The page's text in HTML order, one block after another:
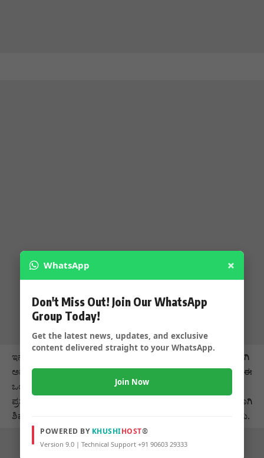
ಇನ್ನೂ ಕೇಂದ್ರ ಗೃಹ ಇಲಾಖೆಯ ಶ್ರೇಷ್ಠ ತನಿಖಾ ಪದಕವನ್ನು ಶಿವಾನಂದ ಕಮತಗಿ
ಅವರಿಗೆ ನೀಡಿ ಗೌರವಿಸಲಾಯಿತು.2021 ರಲ್ಲಿ ಫ್ರೂಟ್ ಇರ್ಫಾನ್ ಪ್ರಕರಣದಲ್ಲಿ ಈ
ಒಂದು ಪ್ರಶಸ್ತಿ ಯನ್ನು ನೀಡಿ ಅಭಿನಂದಿಸಲಾಯಿತು.2018 ರಿಂದ ಈ ಒಂದು
ಪ್ರಶಸ್ತಿಯನ್ನು ನೀಡಲಾಗು ತ್ತಿದ್ದು ಅಪರಾಧ ಪ್ರಕರಣಗಳ ಉತ್ತಮವಾಗಿ ತನಿಖೆಗಾಗಿ
ಶಿವಾನಂದ ಕಮತಗಿ ಅವರಿಗೆ ಲಭಿಸಿದ್ದು ಹೀಗಾಗಿ ಪ್ರಶಸ್ತಿಯನ್ನು ನೀಡಲಾಯಿತು.
WhatsApp ×
Don't Miss Out! Join Our WhatsApp
Group Today!
Get the latest news, updates, and exclusive
content delivered straight to your WhatsApp.
Join Now
POWERED BY KHUSHIHOST®
Version 9.0 | Technical Support +91 90603 29333